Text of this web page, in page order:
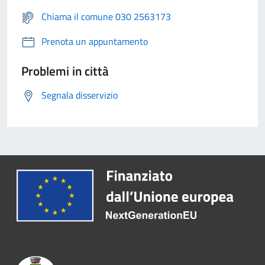
Chiama il comune 030 2563173
Prenota un appuntamento
Problemi in città
Segnala disservizio